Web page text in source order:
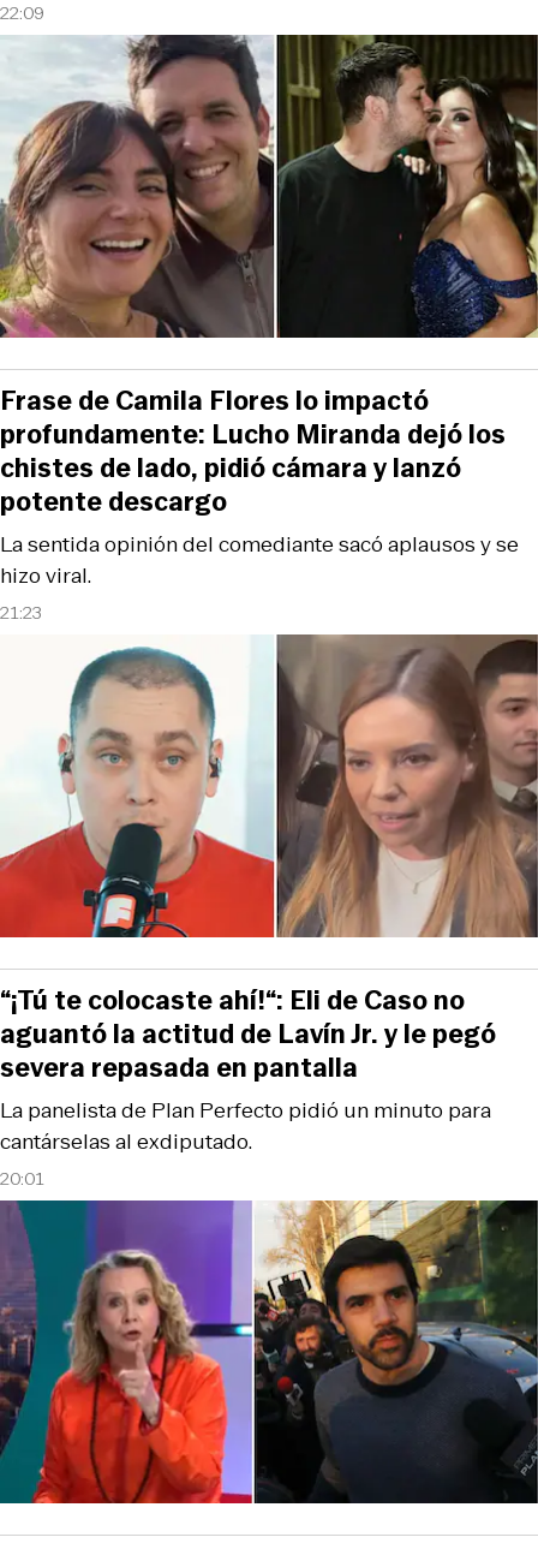
22:09
21:23
La sentida opinión del comediante sacó aplausos y se
hizo viral.
Frase de Camila Flores lo impactó
profundamente: Lucho Miranda dejó los
chistes de lado, pidió cámara y lanzó
potente descargo
20:01
La panelista de Plan Perfecto pidió un minuto para
cantárselas al exdiputado.
“¡Tú te colocaste ahí!“: Eli de Caso no
aguantó la actitud de Lavín Jr. y le pegó
severa repasada en pantalla